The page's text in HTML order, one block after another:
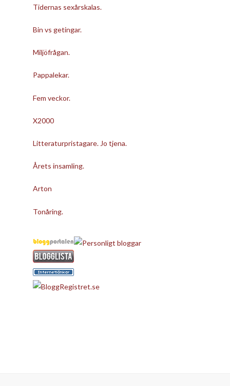
Tidernas sexårskalas.
Bin vs getingar.
Miljöfrågan.
Pappalekar.
Fem veckor.
X2000
Litteraturpristagare. Jo tjena.
Årets insamling.
Arton
Tonåring.